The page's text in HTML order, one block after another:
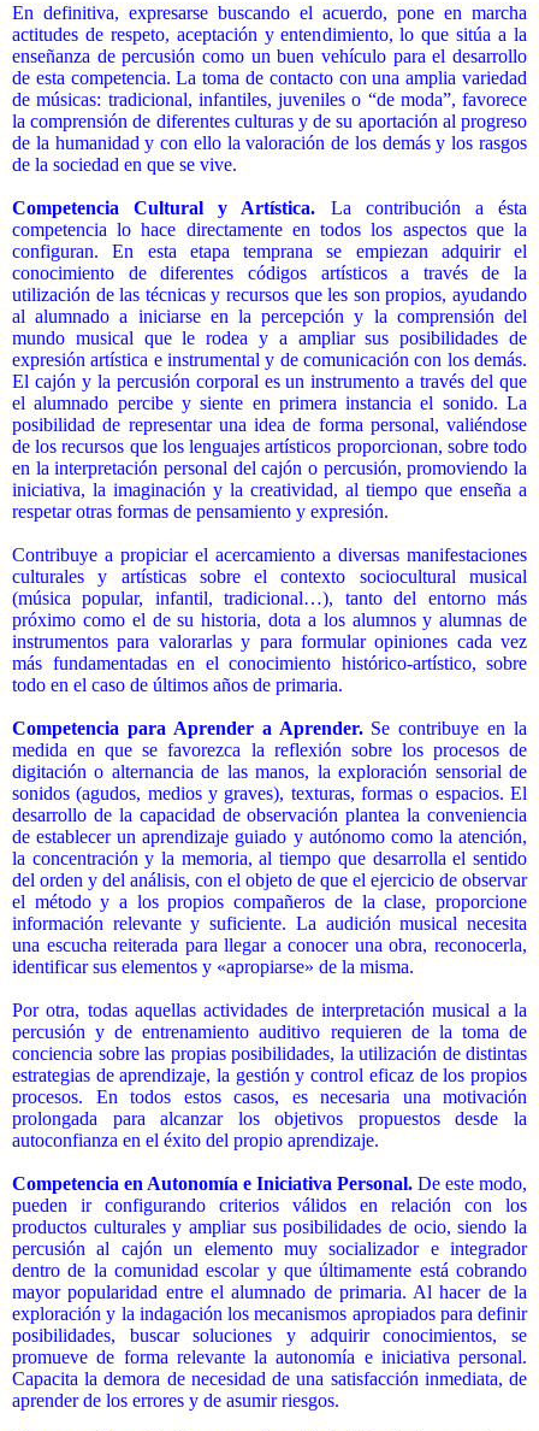
En definitiva, expresarse buscando el acuerdo, pone en marcha
actitudes de respeto, aceptación y entendimiento, lo que sitúa a la
enseñanza de percusión como un buen vehículo para el desarrollo
de esta competencia. La toma de contacto con una amplia variedad
de músicas: tradicional, infantiles, juveniles o “de moda”, favorece
la comprensión de diferentes culturas y de su aportación al progreso
de la humanidad y con ello la valoración de los demás y los rasgos
de la sociedad en que se vive.
Competencia Cultural y Artística. La contribución a ésta
competencialo hace directamente en todos los aspectos que la
configuran. En esta etapa temprana se empiezan adquirir el
conocimiento de diferentes códigos artísticos a través de la
utilización de las técnicas y recursos que les son propios, ayudando
al alumnado a iniciarse en la percepción y la comprensión del
mundo musical que le rodea y a ampliar sus posibilidades de
expresión artística e instrumental y de comunicación con los demás.
El cajón y la percusión corporal es un instrumento a través del que
el alumnado percibe y siente en primera instancia el sonido. La
posibilidad de representar una idea de forma personal, valiéndose
de los recursos que los lenguajes artísticos proporcionan, sobre todo
en la interpretación personal del cajón o percusión, promoviendo la
iniciativa, la imaginación y la creatividad, al tiempo que enseña a
respetar otras formas de pensamiento y expresión.
Contribuye a propiciar el acercamiento a diversas manifestaciones
culturales y artísticas sobre el contexto sociocultural musical
(música popular, infantil, tradicional…), tanto del entorno más
próximo como el de su historia, dota a los alumnos y alumnas de
instrumentos para valorarlas y para formular opiniones cada vez
más fundamentadas en el conocimiento histórico-artístico, sobre
todo en el caso de últimos años de primaria.
Competencia para Aprender a Aprender. Se contribuye en la
medida en que se favorezca la reflexión sobre los procesos de
digitación o alternancia de las manos, la exploración sensorial de
sonidos (agudos, medios y graves), texturas, formas o espacios. El
desarrollo de la capacidad de observación plantea la conveniencia
de establecer un aprendizaje guiado y autónomo como la atención,
la concentración y la memoria, al tiempo que desarrolla el sentido
del orden y del análisis, con el objeto de que el ejercicio de observar
el método y a los propios compañeros de la clase, proporcione
información relevante y suficiente. La audición musical necesita
una escucha reiterada para llegar a conocer una obra, reconocerla,
identificar sus elementos y «apropiarse» de la misma.
Por otra, todas aquellas actividades de interpretación musical a la
percusión y de entrenamiento auditivo requieren de la toma de
conciencia sobre las propias posibilidades, la utilización de distintas
estrategias de aprendizaje, la gestión y control eficaz de los propios
procesos. En todos estos casos, es necesaria una motivación
prolongada para alcanzar los objetivos propuestos desde la
autoconfianza en el éxito del propio aprendizaje.
Competencia en Autonomía e Iniciativa Personal. De este modo,
pueden ir configurando criterios válidos en relación con los
productos culturales y ampliar sus posibilidades de ocio, siendo la
percusión al cajón un elemento muy socializador e integrador
dentro de la comunidad escolar y que últimamente está cobrando
mayor popularidad entre el alumnado de primaria. Al hacer de la
exploración y la indagación los mecanismos apropiados para definir
posibilidades, buscar soluciones y adquirir conocimientos, se
promueve de forma relevante laautonomía e iniciativa personal.
Capacita la demora de necesidad de una satisfacción inmediata, de
aprender de los errores y de asumir riesgos.